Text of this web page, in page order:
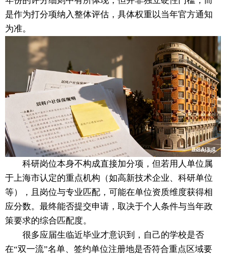
是作为打分项纳入整体评估，具体权重以当年官方通知
为准。
科研岗位本身不构成直接加分项，但若用人单位属
于上海市认定的重点机构（如高新技术企业、科研单位
等），且岗位与专业匹配，可能在单位资质维度获得相
应分数。最终能否提交申请，取决于个人条件与当年政
策要求的综合匹配度。
很多应届生临近毕业才意识到，自己的学校是否
在“双一流”名单、签约单位注册地是否符合重点区域要